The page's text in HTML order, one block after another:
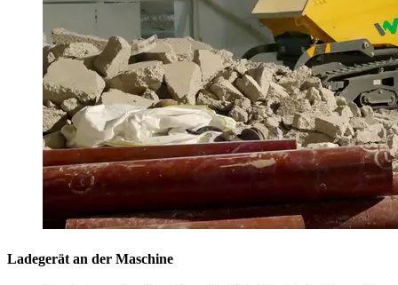
Ladegerät an der Maschine